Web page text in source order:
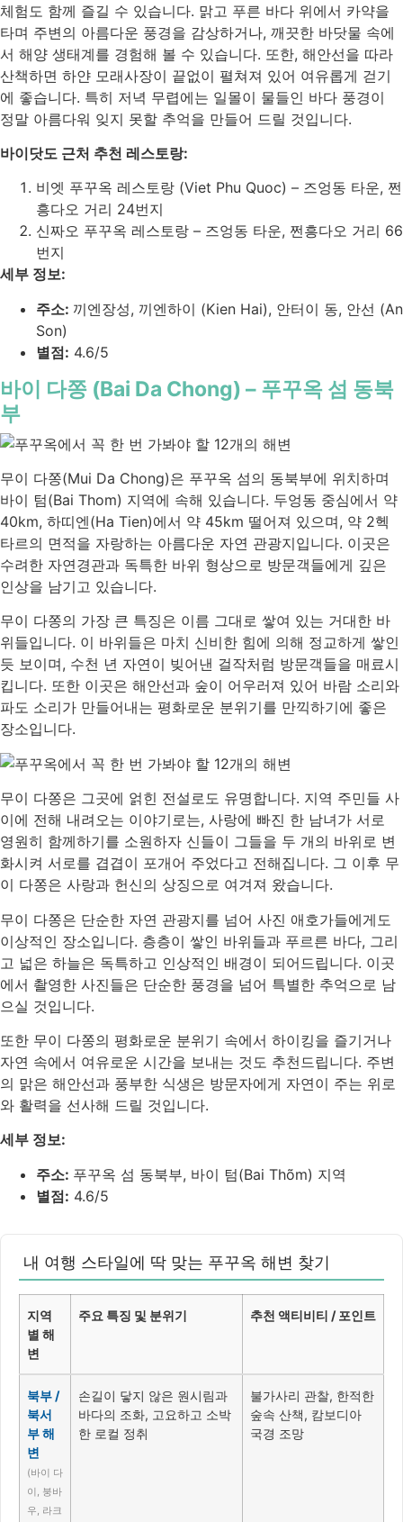
체험도 함께 즐길 수 있습니다. 맑고 푸른 바다 위에서 카약을
타며 주변의 아름다운 풍경을 감상하거나, 깨끗한 바닷물 속에
서 해양 생태계를 경험해 볼 수 있습니다. 또한, 해안선을 따라
산책하면 하얀 모래사장이 끝없이 펼쳐져 있어 여유롭게 걷기
에 좋습니다. 특히 저녁 무렵에는 일몰이 물들인 바다 풍경이
정말 아름다워 잊지 못할 추억을 만들어 드릴 것입니다.
바이닷도 근처 추천 레스토랑:
비엣 푸꾸옥 레스토랑 (Viet Phu Quoc) – 즈엉동 타운, 쩐
흥다오 거리 24번지
신짜오 푸꾸옥 레스토랑 – 즈엉동 타운, 쩐흥다오 거리 66
번지
세부 정보:
주소: 끼엔장성, 끼엔하이 (Kien Hai), 안터이 동, 안선 (An
Son)
별점: 4.6/5
바이 다쫑 (Bai Da Chong) – 푸꾸옥 섬 동북
부
무이 다쫑(Mui Da Chong)은 푸꾸옥 섬의 동북부에 위치하며
바이 텀(Bai Thom) 지역에 속해 있습니다. 두엉동 중심에서 약
40km, 하띠엔(Ha Tien)에서 약 45km 떨어져 있으며, 약 2헥
타르의 면적을 자랑하는 아름다운 자연 관광지입니다. 이곳은
수려한 자연경관과 독특한 바위 형상으로 방문객들에게 깊은
인상을 남기고 있습니다.
무이 다쫑의 가장 큰 특징은 이름 그대로 쌓여 있는 거대한 바
위들입니다. 이 바위들은 마치 신비한 힘에 의해 정교하게 쌓인
듯 보이며, 수천 년 자연이 빚어낸 걸작처럼 방문객들을 매료시
킵니다. 또한 이곳은 해안선과 숲이 어우러져 있어 바람 소리와
파도 소리가 만들어내는 평화로운 분위기를 만끽하기에 좋은
장소입니다.
무이 다쫑은 그곳에 얽힌 전설로도 유명합니다. 지역 주민들 사
이에 전해 내려오는 이야기로는, 사랑에 빠진 한 남녀가 서로
영원히 함께하기를 소원하자 신들이 그들을 두 개의 바위로 변
화시켜 서로를 겹겹이 포개어 주었다고 전해집니다. 그 이후 무
이 다쫑은 사랑과 헌신의 상징으로 여겨져 왔습니다.
무이 다쫑은 단순한 자연 관광지를 넘어 사진 애호가들에게도
이상적인 장소입니다. 층층이 쌓인 바위들과 푸르른 바다, 그리
고 넓은 하늘은 독특하고 인상적인 배경이 되어드립니다. 이곳
에서 촬영한 사진들은 단순한 풍경을 넘어 특별한 추억으로 남
으실 것입니다.
또한 무이 다쫑의 평화로운 분위기 속에서 하이킹을 즐기거나
자연 속에서 여유로운 시간을 보내는 것도 추천드립니다. 주변
의 맑은 해안선과 풍부한 식생은 방문자에게 자연이 주는 위로
와 활력을 선사해 드릴 것입니다.
세부 정보:
주소: 푸꾸옥 섬 동북부, 바이 텀(Bai Thõm) 지역
별점: 4.6/5
내 여행 스타일에 딱 맞는 푸꾸옥 해변 찾기
지역
별 해
변
주요 특징 및 분위기 추천 액티비티 / 포인트
북부 /
북서
부 해
변
(바이 다
이, 붕바
우, 라크
손길이 닿지 않은 원시림과
바다의 조화, 고요하고 소박
한 로컬 정취
불가사리 관찰, 한적한
숲속 산책, 캄보디아
국경 조망